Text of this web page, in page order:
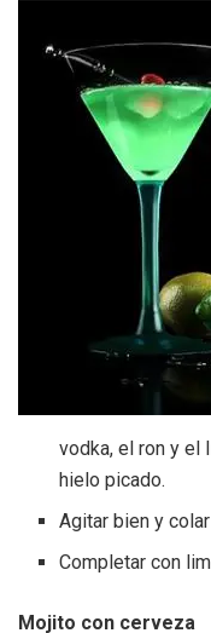
vodka, el ron y el
hielo picado.
Agitar bien y
Completar con
Mojito con cerveza